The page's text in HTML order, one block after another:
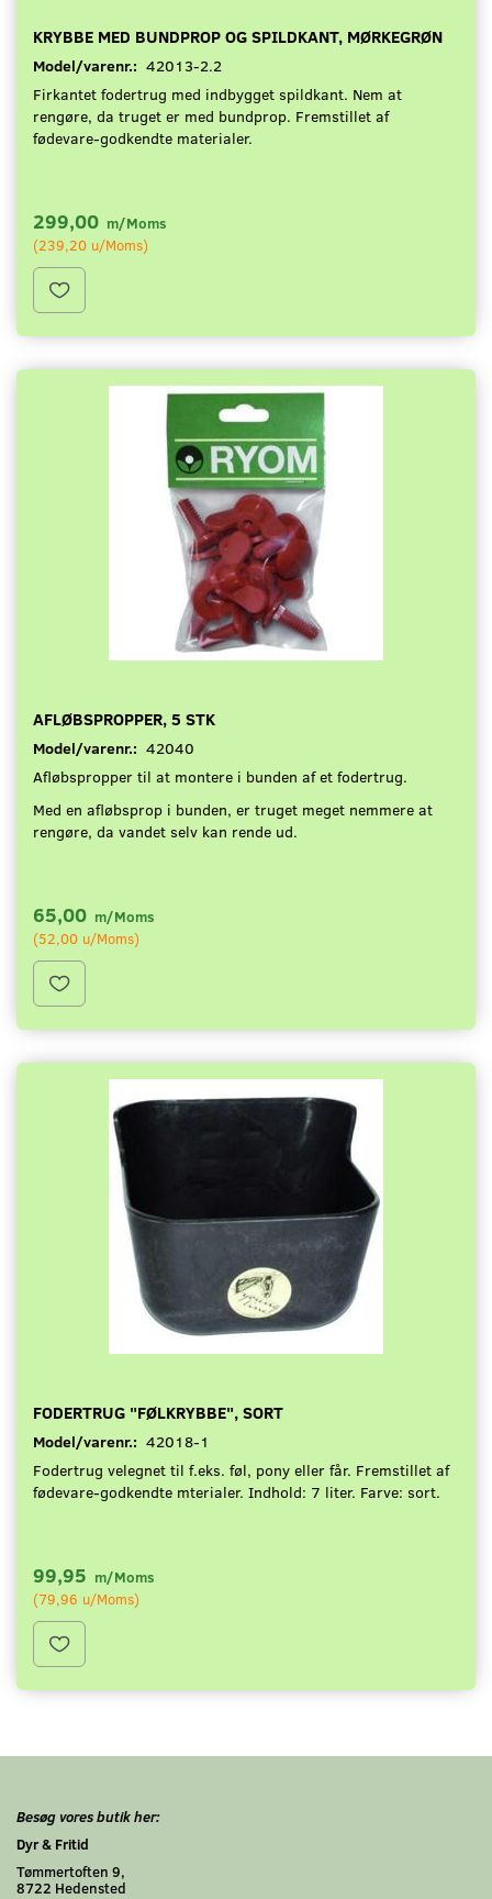
KRYBBE MED BUNDPROP OG SPILDKANT, MØRKEGRØN
Model/varenr.: 42013-2.2
Firkantet fodertrug med indbygget spildkant. Nem at
rengøre, da truget er med bundprop. Fremstillet af
fødevare-godkendte materialer.
299,00 m/Moms
(239,20 u/Moms)
AFLØBSPROPPER, 5 STK
Model/varenr.: 42040
Afløbspropper til at montere i bunden af et fodertrug.
Med en afløbsprop i bunden, er truget meget nemmere at
rengøre, da vandet selv kan rende ud.
65,00 m/Moms
(52,00 u/Moms)
FODERTRUG "FØLKRYBBE", SORT
Model/varenr.: 42018-1
Fodertrug velegnet til f.eks. føl, pony eller får. Fremstillet af
fødevare-godkendte mterialer. Indhold: 7 liter. Farve: sort.
99,95 m/Moms
(79,96 u/Moms)
Besøg vores butik her:
Dyr & Fritid
Tømmertoften 9,
8722 Hedensted